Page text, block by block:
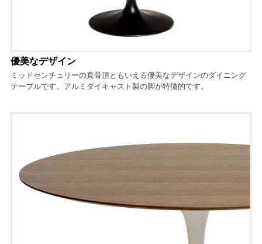
優美なデザイン
ミッドセンチュリーの真骨頂ともいえる優美なデザインのダイニング
テーブルです。アルミダイキャスト製の脚が特徴的です。